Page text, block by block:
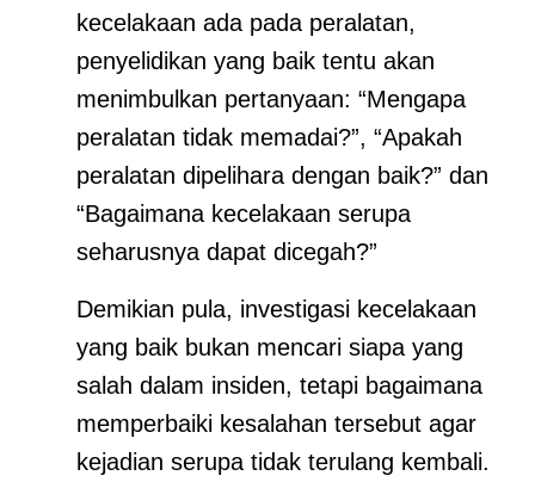
kecelakaan ada pada peralatan,
penyelidikan yang baik tentu akan
menimbulkan pertanyaan: “Mengapa
peralatan tidak memadai?”, “Apakah
peralatan dipelihara dengan baik?” dan
“Bagaimana kecelakaan serupa
seharusnya dapat dicegah?”
Demikian pula, investigasi kecelakaan
yang baik bukan mencari siapa yang
salah dalam insiden, tetapi bagaimana
memperbaiki kesalahan tersebut agar
kejadian serupa tidak terulang kembali.